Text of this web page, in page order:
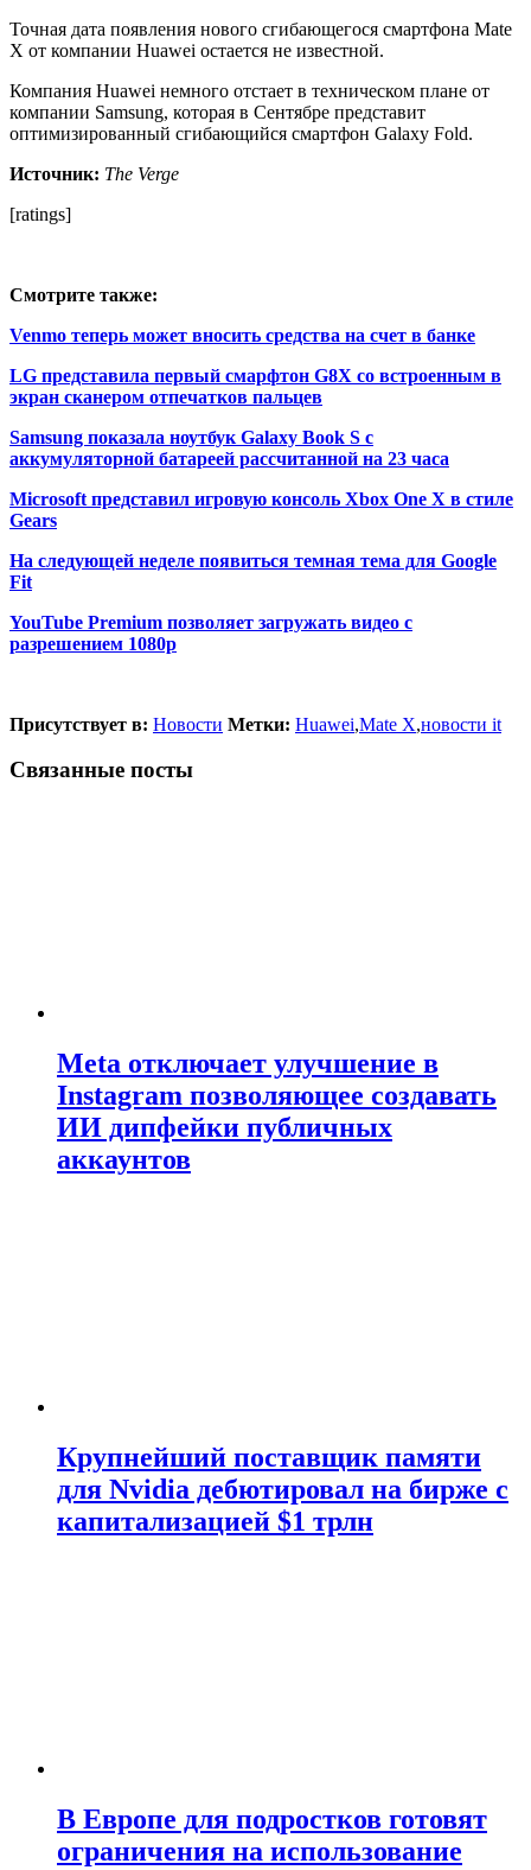
Точная дата появления нового сгибающегося смартфона Mate
X от компании Huawei остается не известной.
Компания Huawei немного отстает в техническом плане от
компании Samsung, которая в Сентябре представит
оптимизированный сгибающийся смартфон Galaxy Fold.
Источник: The Verge
[ratings]
Смотрите также:
Venmo теперь может вносить средства на счет в банке
LG представила первый смарфтон G8X со встроенным в
экран сканером отпечатков пальцев
Samsung показала ноутбук Galaxy Book S с
аккумуляторной батареей рассчитанной на 23 часа
Microsoft представил игровую консоль Xbox One X в стиле
Gears
На следующей неделе появиться темная тема для Google
Fit
YouTube Premium позволяет загружать видео с
разрешением 1080р
Присутствует в: Новости Метки: Huawei,Mate X,новости it
Связанные посты
Meta отключает улучшение в
Instagram позволяющее создавать
ИИ дипфейки публичных
аккаунтов
Крупнейший поставщик памяти
для Nvidia дебютировал на бирже с
капитализацией $1 трлн
В Европе для подростков готовят
ограничения на использование